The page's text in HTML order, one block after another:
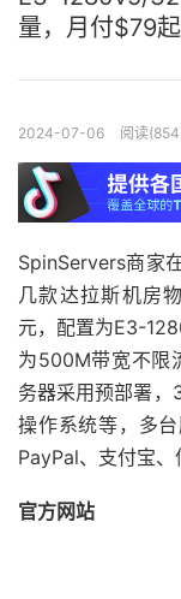
量，月付$79起
2024-07-06 阅读
SpinServers商家
几款达拉斯机房
元，配置为E3-
为500M带宽不限
务器采用预部署
操作系统等，多
PayPal、支付宝、
官方网站